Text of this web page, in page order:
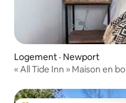
Logement · Newport
« All Tide Inn » Maison en